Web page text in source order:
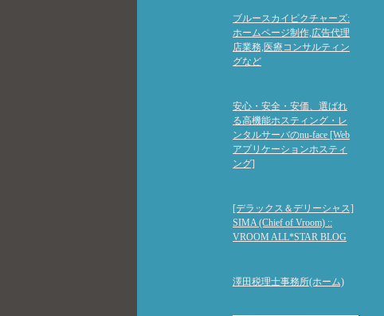
ブルースカイピクチャーズ:
ホームページ制作,広告代理
店業務,医療コンサルティン
グなど
安心・安全・安価、選ばれ
る高機能ホスティング・レ
ンタルサーバのnu-face [Web
アプリケーションホスティ
ング]
[デラックス＆デリーシャス]
SIMA (Chief of Vroom) ::
VROOM ALL*STAR BLOG
澤田税理士事務所(ホーム)